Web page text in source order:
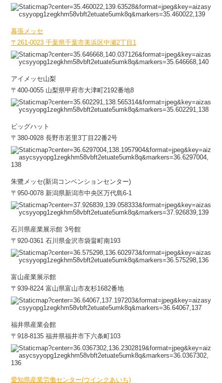
幕張メッセ
〒261-0023 千葉県千葉市美浜区中瀬2丁目1
アイメッセ山梨
〒400-0055 山梨県甲府市大津町2192番地8
ビッグハット
〒380-0928 長野市若里3丁目22番2号
朱鷺メッセ(新潟コンベンションセンター)
〒950-0078 新潟県新潟市中央区万代島6-1
石川県産業展示館 3号館
〒920-0361 石川県金沢市袋畠町南193
富山産業展示館
〒939-8224 富山県富山市友杉1682番地
福井県産業会館
〒918-8135 福井県福井市下六条町103
愛知県産業労働センター(ウインクあいち)